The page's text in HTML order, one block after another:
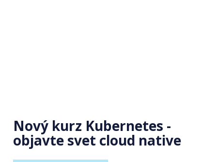
Nový kurz Kubernetes -
objavte svet cloud native